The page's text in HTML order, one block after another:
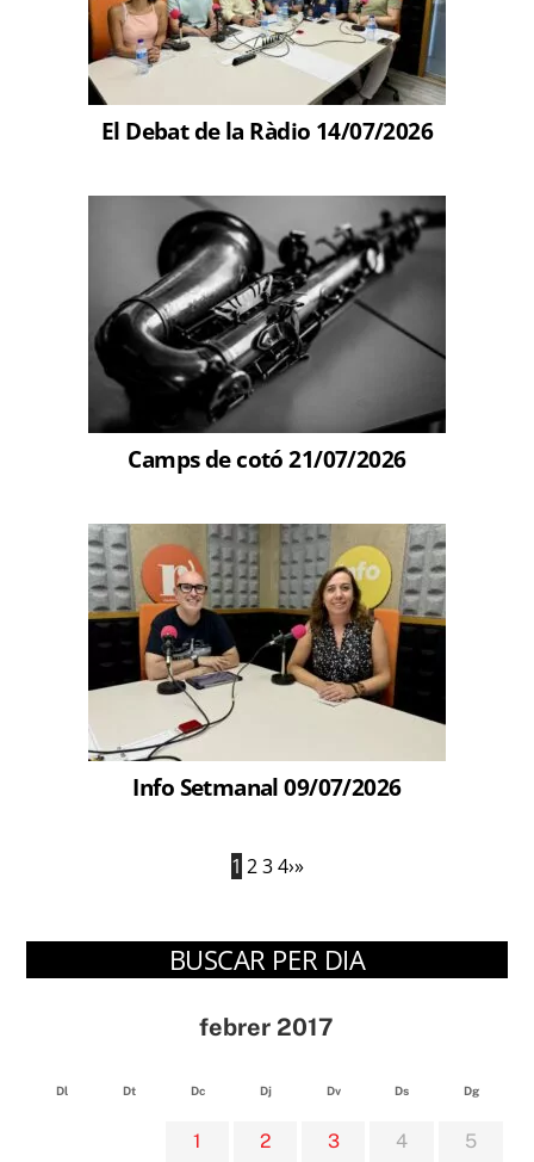
El Debat de la Ràdio 14/07/2026
Camps de cotó 21/07/2026
Info Setmanal 09/07/2026
1 2 3 4›»
BUSCAR PER DIA
febrer 2017
Dl Dt Dc Dj Dv Ds Dg
1 2 3 4 5